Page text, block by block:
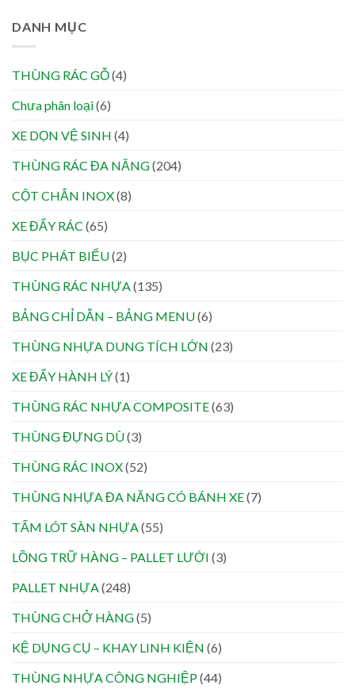
DANH MỤC
THÙNG RÁC GỖ(4)
Chưa phân loại(6)
XE DỌN VỆ SINH (4)
THÙNG RÁC ĐA NĂNG(204)
CỘT CHẮN INOX(8)
XE ĐẨY RÁC (65)
BỤC PHÁT BIỂU(2)
THÙNG RÁC NHỰA (135)
BẢNG CHỈ DẪN – BẢNG MENU(6)
THÙNG NHỰA DUNG TÍCH LỚN (23)
XE ĐẨY HÀNH LÝ(1)
THÙNG RÁC NHỰA COMPOSITE(63)
THÙNG ĐỰNG DÙ(3)
THÙNG RÁC INOX(52)
THÙNG NHỰA ĐA NĂNG CÓ BÁNH XE(7)
TẤM LÓT SÀN NHỰA (55)
LỒNG TRỮ HÀNG – PALLET LƯỚI (3)
PALLET NHỰA (248)
THÙNG CHỞ HÀNG(5)
KỆ DỤNG CỤ – KHAY LINH KIỆN (6)
THÙNG NHỰA CÔNG NGHIỆP(44)